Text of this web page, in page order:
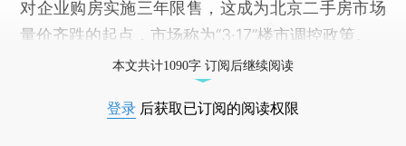
对企业购房实施三年限售，这成为北京二手房市场
量价齐跌的起点，市场称为“3·17”楼市调控政策。
本文共计1090字 订阅后继续阅读
登录 后获取已订阅的阅读权限